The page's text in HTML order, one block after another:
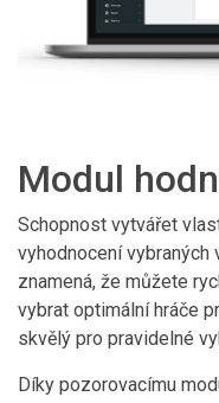
Modul
Schopnost vytvářet
vyhodnocení
znamená, že můžete
vybrat optimální hráče
skvělý pro pravidelné
Díky pozorovacímu